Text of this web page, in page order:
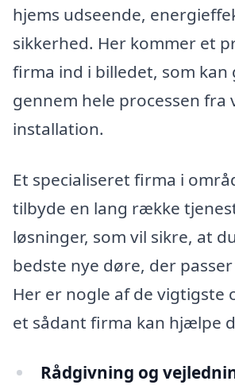
hjems udseende,
sikkerhed. Her kommer et
firma ind i billedet, som kan
gennem hele processen fra
installation.
Et specialiseret firma i
tilbyde en lang række
løsninger, som vil sikre, at
bedste nye døre, der
Her er nogle af de vigtigste
et sådant firma kan hjælpe
Rådgivning og